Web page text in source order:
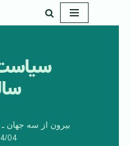
بیرون از سه جهان
04